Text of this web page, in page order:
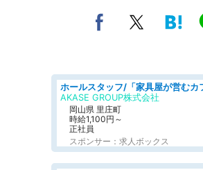
AKASE GROUP株式会社
岡山県 里庄町
時給1,100円～
正社員
スポンサー：求人ボックス